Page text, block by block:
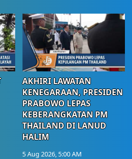
AKHIRI LAWATAN
KENEGARAAN, PRESIDEN
PRABOWO LEPAS
KEBERANGKATAN PM
THAILAND DI LANUD
HALIM
5 Aug 2026, 5:00 AM